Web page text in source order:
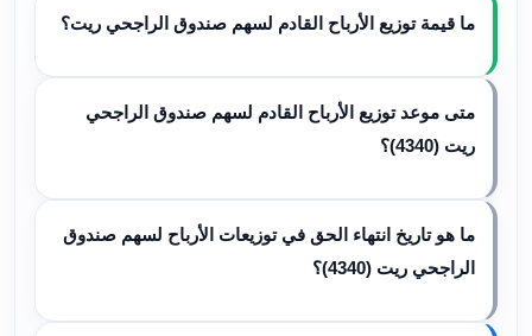
ما قيمة توزيع الأرباح القادم لسهم صندوق الراجحي ريت؟
متى موعد توزيع الأرباح القادم لسهم صندوق الراجحي
ريت (4340)؟
ما هو تاريخ انتهاء الحق في توزيعات الأرباح لسهم صندوق
الراجحي ريت (4340)؟